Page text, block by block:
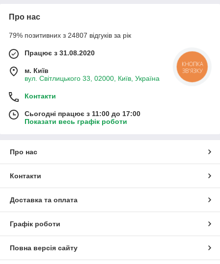
Про нас
79% позитивних з 24807 відгуків за рік
Працює з 31.08.2020
м. Київ
вул. Світлицького 33, 02000, Київ, Україна
Контакти
Сьогодні працює з 11:00 до 17:00
Показати весь графік роботи
Про нас
Контакти
Доставка та оплата
Графік роботи
Повна версія сайту
КНОПКА
ЗВ'ЯЗКУ